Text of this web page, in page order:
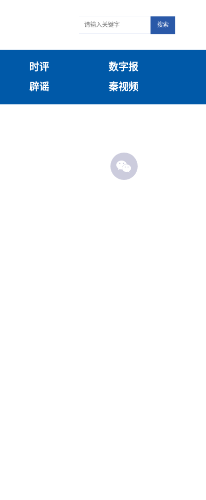
搜索
时评
数字报
辟谣 秦视频